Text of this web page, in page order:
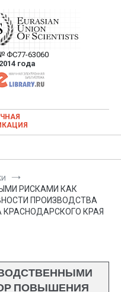
Ученых —
статей в
журнале
ФС77-63060
года
научных статей в
журнале
РИСКАМИ КАК
ПРОИЗВОДСТВА
КРАЯ
ПОВЫШЕНИЯ